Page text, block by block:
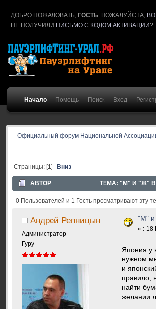
ДОБРО ПОЖАЛОВАТЬ, ГОСТЬ. ПОЖАЛУЙСТА,
НЕ ПОЛУЧИЛИ ПИСЬМО С КОДОМ АКТИВАЦИИ?
Начало Помощь Поиск Вход
Официальный форум Национальной
Страницы: [1] Вниз
АВТОР ТЕМА: "М" И "Ж" В
0 Пользователей и 1 Гость просматривают эту
Андрей Репницын
Администратор
Гуру
"М" и
« : 18
Япония у
нужном
и
правило,
найти
желании